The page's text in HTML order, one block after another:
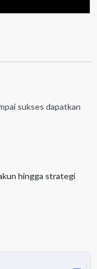
sukses dapatkan
hingga strategi